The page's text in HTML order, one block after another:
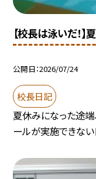
【校長は泳いだ！
公開日 2026/07/24
校長日記
夏休みになった途端
ールが実施できな